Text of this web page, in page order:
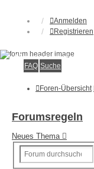
Anmelden
Registrieren
Alles rund um die
FAQ Suche
Foren-Übersicht
Forumsregeln
Neues Thema